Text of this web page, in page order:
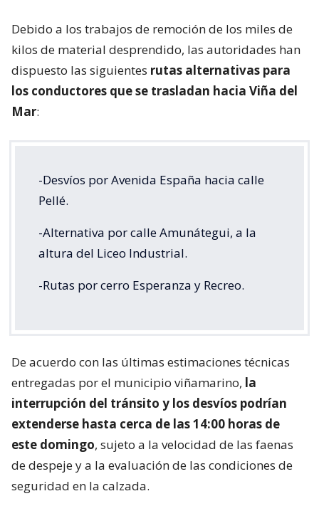
Debido a los trabajos de remoción de los miles de
kilos de material desprendido, las autoridades han
dispuesto las siguientes rutas alternativas para
los conductores que se trasladan hacia Viña del
Mar:
-Desvíos por Avenida España hacia calle
Pellé.
-Alternativa por calle Amunátegui, a la
altura del Liceo Industrial.
-Rutas por cerro Esperanza y Recreo.
De acuerdo con las últimas estimaciones técnicas
entregadas por el municipio viñamarino, la
interrupción del tránsito y los desvíos podrían
extenderse hasta cerca de las 14:00 horas de
este domingo, sujeto a la velocidad de las faenas
de despeje y a la evaluación de las condiciones de
seguridad en la calzada.